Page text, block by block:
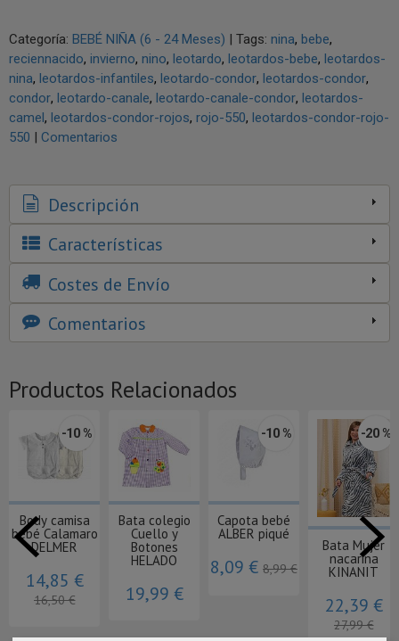
Categoría: BEBÉ NIÑA (6 - 24 Meses) | Tags: nina bebe
reciennacido invierno nino leotardo leotardos-bebe leotardos-
nina leotardos-infantiles leotardo-condor leotardos-condor
condor leotardo-canale leotardo-canale-condor leotardos-
camel leotardos-condor-rojos rojo-550 leotardos-condor-rojo-
550 | Comentarios
Descripción
Características
Costes de Envío
Comentarios
Productos Relacionados
-10 %
Body camisa
bebé Calamaro
DELMER
14,85 €
16,50 €
Bata colegio
Cuello y
Botones
HELADO
19,99 €
-10 %
Capota bebé
ALBER piqué
8,09 € 8,99 €
-20 %
Bata Mujer
nacarina
KINANIT
22,39 €
27,99 €